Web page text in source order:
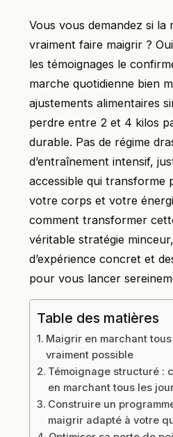
Vous vous demandez si la
vraiment faire maigrir ?
les témoignages le
marche quotidienne bien
ajustements alimentaires
perdre entre 2 et 4 kilos
durable. Pas de régime
d’entraînement intensif,
accessible qui transforme
votre corps et votre
comment transformer
véritable stratégie
d’expérience concret et
pour vous lancer
Table des matières
Maigrir en marchant
vraiment possible
Témoignage structuré :
en marchant tous les
Construire un
maigrir adapté à votre